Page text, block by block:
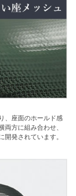
、座面のホールド感
方に組み合わせ、
開発されています。